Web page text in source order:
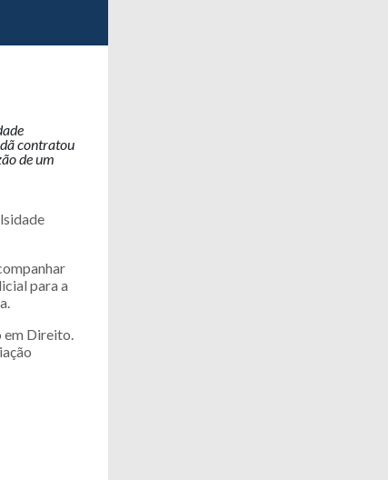
contratou
de um
para a
em Direito.